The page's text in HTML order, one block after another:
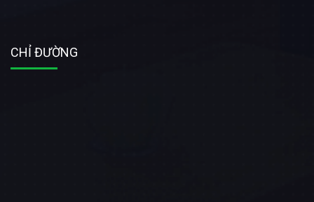
CHỈ ĐƯỜNG